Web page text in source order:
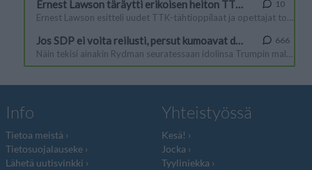
Info
Tietoa meistä
Tietosuojalauseke
Lähetä uutisvinkki
Yhteistyössä
Kesä!
Jocka
Tyyliniekka